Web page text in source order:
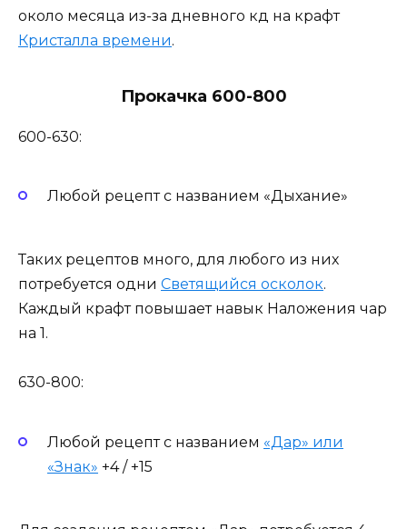
около месяца из-за дневного кд на крафт
Кристалла времени.
Прокачка 600-800
600-630:
Любой рецепт с названием «Дыхание»
Таких рецептов много, для любого из них
потребуется одни Светящийся осколок.
Каждый крафт повышает навык Наложения чар
на 1.
630-800:
Любой рецепт с названием «Дар» или
«Знак» +4 / +15